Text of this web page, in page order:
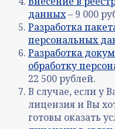
данных– 9 000
Разработка
персональных
Разработка
обработку
22 500 рублей.
В случае, если у
лицензия и Вы
готовы оказать